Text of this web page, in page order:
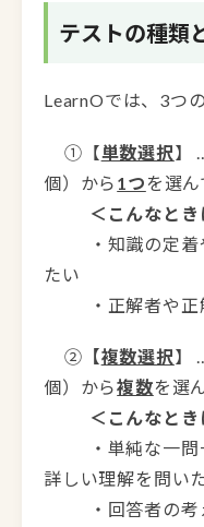
テストの種類
LearnOでは、3つ
①【単数選択】
個）から 1つ を選ん
＜こんなとき
・知識の定
たい
・正解者や
② 【複数選択】
個）から複数を選
＜こんなとき
・単純な一
詳しい理解を問い
・回答者の